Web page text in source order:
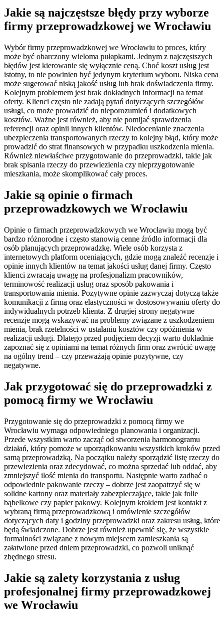
Jakie są najczęstsze błędy przy wyborze
firmy przeprowadzkowej we Wrocławiu
Wybór firmy przeprowadzkowej we Wrocławiu to proces, który
może być obarczony wieloma pułapkami. Jednym z najczęstszych
błędów jest kierowanie się wyłącznie ceną. Choć koszt usług jest
istotny, to nie powinien być jedynym kryterium wyboru. Niska cena
może sugerować niską jakość usług lub brak doświadczenia firmy.
Kolejnym problemem jest brak dokładnych informacji na temat
oferty. Klienci często nie zadają pytań dotyczących szczegółów
usługi, co może prowadzić do nieporozumień i dodatkowych
kosztów. Ważne jest również, aby nie pomijać sprawdzenia
referencji oraz opinii innych klientów. Niedocenianie znaczenia
ubezpieczenia transportowanych rzeczy to kolejny błąd, który może
prowadzić do strat finansowych w przypadku uszkodzenia mienia.
Również niewłaściwe przygotowanie do przeprowadzki, takie jak
brak spisania rzeczy do przewiezienia czy nieprzygotowanie
mieszkania, może skomplikować cały proces.
Jakie są opinie o firmach
przeprowadzkowych we Wrocławiu
Opinie o firmach przeprowadzkowych we Wrocławiu mogą być
bardzo różnorodne i często stanowią cenne źródło informacji dla
osób planujących przeprowadzkę. Wiele osób korzysta z
internetowych platform oceniających, gdzie mogą znaleźć recenzje i
opinie innych klientów na temat jakości usług danej firmy. Często
klienci zwracają uwagę na profesjonalizm pracowników,
terminowość realizacji usług oraz sposób pakowania i
transportowania mienia. Pozytywne opinie zazwyczaj dotyczą także
komunikacji z firmą oraz elastyczności w dostosowywaniu oferty do
indywidualnych potrzeb klienta. Z drugiej strony negatywne
recenzje mogą wskazywać na problemy związane z uszkodzeniem
mienia, brak rzetelności w ustalaniu kosztów czy opóźnienia w
realizacji usługi. Dlatego przed podjęciem decyzji warto dokładnie
zapoznać się z opiniami na temat różnych firm oraz zwrócić uwagę
na ogólny trend – czy przeważają opinie pozytywne, czy
negatywne.
Jak przygotować się do przeprowadzki z
pomocą firmy we Wrocławiu
Przygotowanie się do przeprowadzki z pomocą firmy we
Wrocławiu wymaga odpowiedniego planowania i organizacji.
Przede wszystkim warto zacząć od stworzenia harmonogramu
działań, który pomoże w uporządkowaniu wszystkich kroków przed
samą przeprowadzką. Na początku należy sporządzić listę rzeczy do
przewiezienia oraz zdecydować, co można sprzedać lub oddać, aby
zmniejszyć ilość mienia do transportu. Następnie warto zadbać o
odpowiednie pakowanie rzeczy – dobrze jest zaopatrzyć się w
solidne kartony oraz materiały zabezpieczające, takie jak folie
bąbelkowe czy papier pakowy. Kolejnym krokiem jest kontakt z
wybraną firmą przeprowadzkową i omówienie szczegółów
dotyczących daty i godziny przeprowadzki oraz zakresu usług, które
będą świadczone. Dobrze jest również upewnić się, że wszystkie
formalności związane z nowym miejscem zamieszkania są
załatwione przed dniem przeprowadzki, co pozwoli uniknąć
zbędnego stresu.
Jakie są zalety korzystania z usług
profesjonalnej firmy przeprowadzkowej
we Wrocławiu